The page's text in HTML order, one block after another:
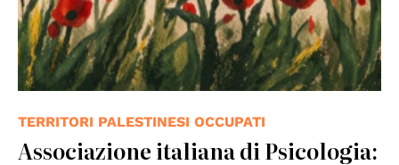
TERRITORI PALESTINESI OCCUPATI
Associazione italiana di Psicologia: